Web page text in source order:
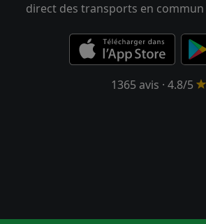
direct des transports en
1365 avis · 4.8/5